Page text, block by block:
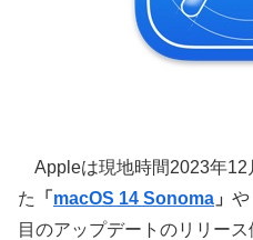
Appleは現地時間2023年12
た
「 macOS 14 Sonoma 」 や
目のアップデートのリリー